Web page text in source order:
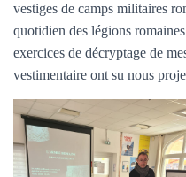
vestiges de camps militaires
quotidien des légions
exercices de décryptage de
vestimentaire ont su nous